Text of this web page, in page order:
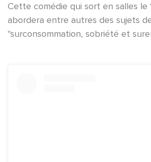
Cette comédie qui sort en salles
abordera entre autres des sujets
"surconsommation, sobriété et